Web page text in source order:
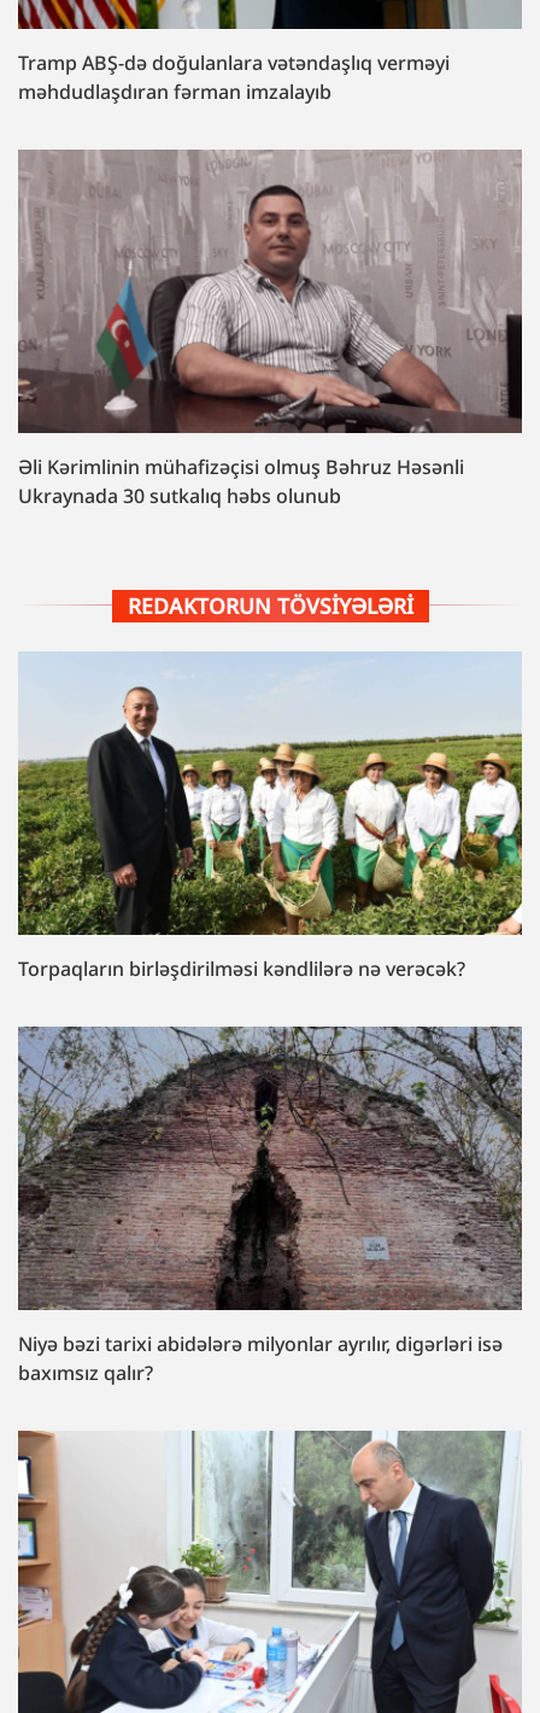
Tramp ABŞ-də doğulanlara vətəndaşlıq verməyi
məhdudlaşdıran fərman imzalayıb
Əli Kərimlinin mühafizəçisi olmuş Bəhruz Həsənli
Ukraynada 30 sutkalıq həbs olunub
REDAKTORUN TÖVSIYƏLƏRI
Torpaqların birləşdirilməsi kəndlilərə nə verəcək?
Niyə bəzi tarixi abidələrə milyonlar ayrılır, digərləri isə
baxımsız qalır?